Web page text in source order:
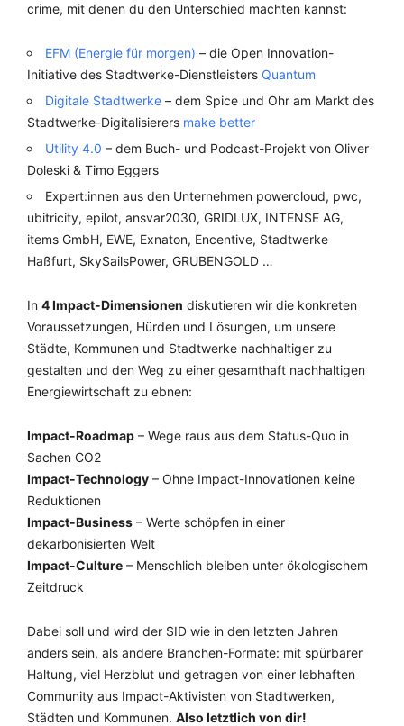
crime, mit denen du den Unterschied machten kannst:
EFM (Energie für morgen) – die Open Innovation-
Initiative des Stadtwerke-Dienstleisters Quantum
Digitale Stadtwerke – dem Spice und Ohr am Markt des
Stadtwerke-Digitalisierers make better
Utility 4.0 – dem Buch- und Podcast-Projekt von Oliver
Doleski & Timo Eggers
Expert:innen aus den Unternehmen powercloud, pwc,
ubitricity, epilot, ansvar2030, GRIDLUX, INTENSE AG,
items GmbH, EWE, Exnaton, Encentive, Stadtwerke
Haßfurt, SkySailsPower, GRUBENGOLD …
In 4 Impact-Dimensionen diskutieren wir die konkreten
Voraussetzungen, Hürden und Lösungen, um unsere
Städte, Kommunen und Stadtwerke nachhaltiger zu
gestalten und den Weg zu einer gesamthaft nachhaltigen
Energiewirtschaft zu ebnen:
Impact-Roadmap – Wege raus aus dem Status-Quo in
Sachen CO2
Impact-Technology – Ohne Impact-Innovationen keine
Reduktionen
Impact-Business – Werte schöpfen in einer
dekarbonisierten Welt
Impact-Culture – Menschlich bleiben unter ökologischem
Zeitdruck
Dabei soll und wird der SID wie in den letzten Jahren
anders sein, als andere Branchen-Formate: mit spürbarer
Haltung, viel Herzblut und getragen von einer lebhaften
Community aus Impact-Aktivisten von Stadtwerken,
Städten und Kommunen. Also letztlich von dir!